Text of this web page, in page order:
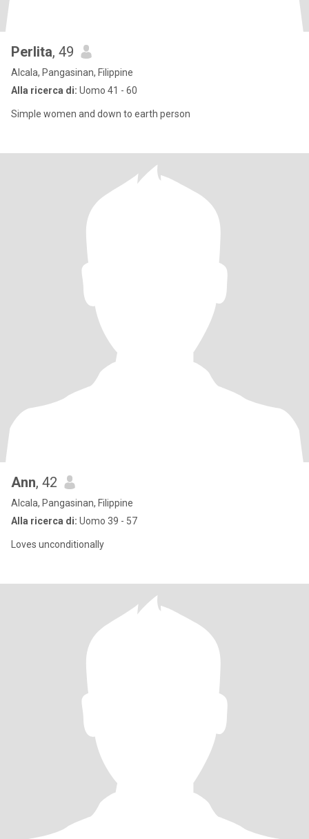
Perlita, 49
Alcala, Pangasinan, Filippine
Alla ricerca di: Uomo 41 - 60
Simple women and down to earth person
Ann, 42
Alcala, Pangasinan, Filippine
Alla ricerca di: Uomo 39 - 57
Loves unconditionally